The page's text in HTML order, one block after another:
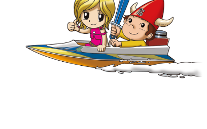
節の進入コース別成績・決まり手ロイヤル席・個室ロイヤル席